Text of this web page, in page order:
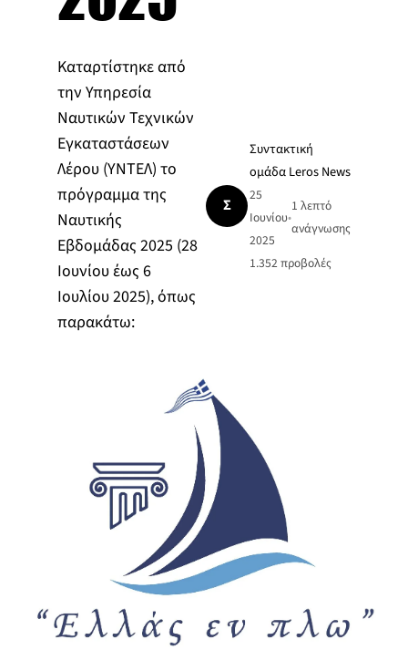
Καταρτίστηκε από
την Υπηρεσία
Ναυτικών Τεχνικών
Εγκαταστάσεων
Λέρου (ΥΝΤΕΛ) το
πρόγραμμα της
Ναυτικής
Εβδομάδας 2025 (28
Ιουνίου έως 6
Ιουλίου 2025), όπως
παρακάτω:
Σ
Συντακτική
ομάδα Leros News
25
Ιουνίου
2025
•
1 λεπτό
ανάγνωσης
1.352 προβολές